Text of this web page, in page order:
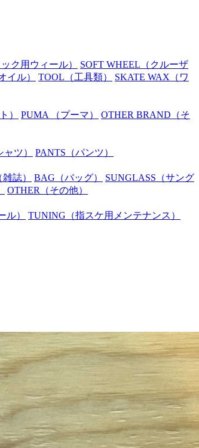
ック用ウィール） SOFT WHEEL （クルーザ
イル） TOOL （工具類） SKATE WAX （ワ
） PUMA （プーマ） OTHER BRAND （そ
ツ） PANTS （パンツ）
雑誌） BAG （バッグ） SUNGLASS （サング
OTHER （その他）
ル） TUNING （指スケ用メンテナンス）